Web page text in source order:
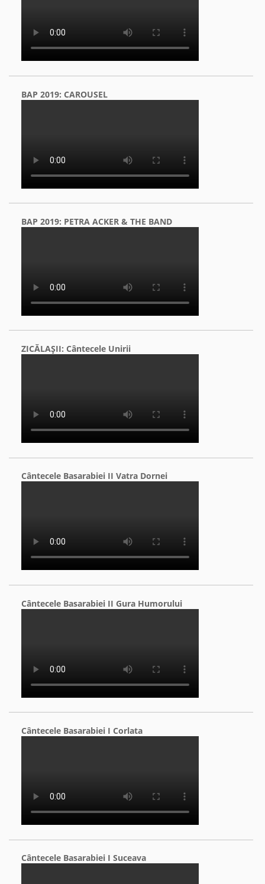
BAP 2019: CAROUSEL
BAP 2019: PETRA ACKER & THE BAND
ZICĂLAŞII: Cântecele Unirii
Cântecele Basarabiei II Vatra Dornei
Cântecele Basarabiei II Gura Humorului
Cântecele Basarabiei I Corlata
Cântecele Basarabiei I Suceava